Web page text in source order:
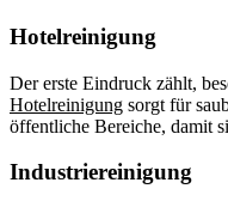
Hotelreinigung
Der erste Eindruck zählt,
Hotelreinigung sorgt für
öffentliche Bereiche, damit
Industriereinigung